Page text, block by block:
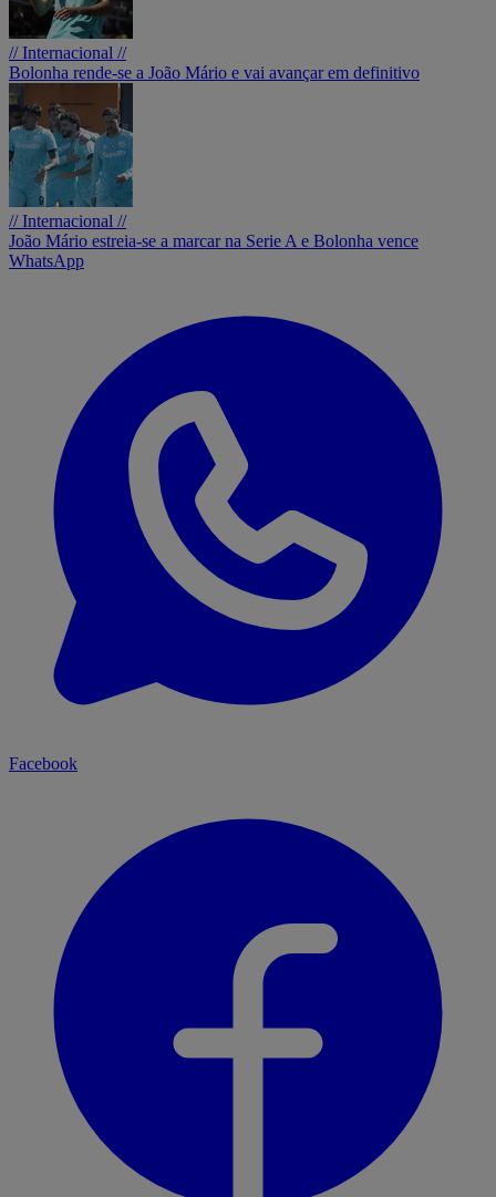
// Internacional //
Bolonha rende-se a João Mário e vai avançar em definitivo
// Internacional //
João Mário estreia-se a marcar na Serie A e Bolonha vence
WhatsApp
Facebook